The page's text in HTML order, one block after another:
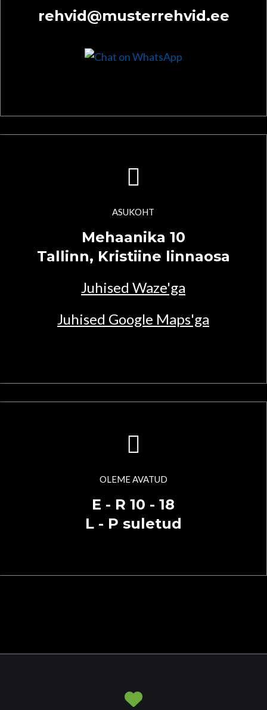
rehvid@musterrehvid.ee
ASUKOHT
Mehaanika 10
Tallinn, Kristiine linnaosa
Juhised Waze'ga
Juhised Google Maps'ga
OLEME AVATUD
E - R 10 - 18
L - P suletud